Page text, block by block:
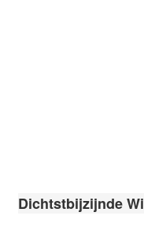
Dichtstbijzijnde